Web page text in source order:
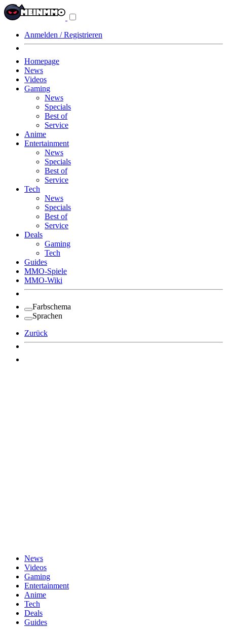
Anmelden / Registrieren
Homepage
News
Videos
Gaming
News
Specials
Best of
Service
Anime
Entertainment
News
Specials
Best of
Service
Tech
News
Specials
Best of
Service
Deals
Gaming
Tech
Guides
MMO-Spiele
MMO-Wiki
Farbschema
Sprachen
Zurück
News
Videos
Gaming
Entertainment
Anime
Tech
Deals
Guides